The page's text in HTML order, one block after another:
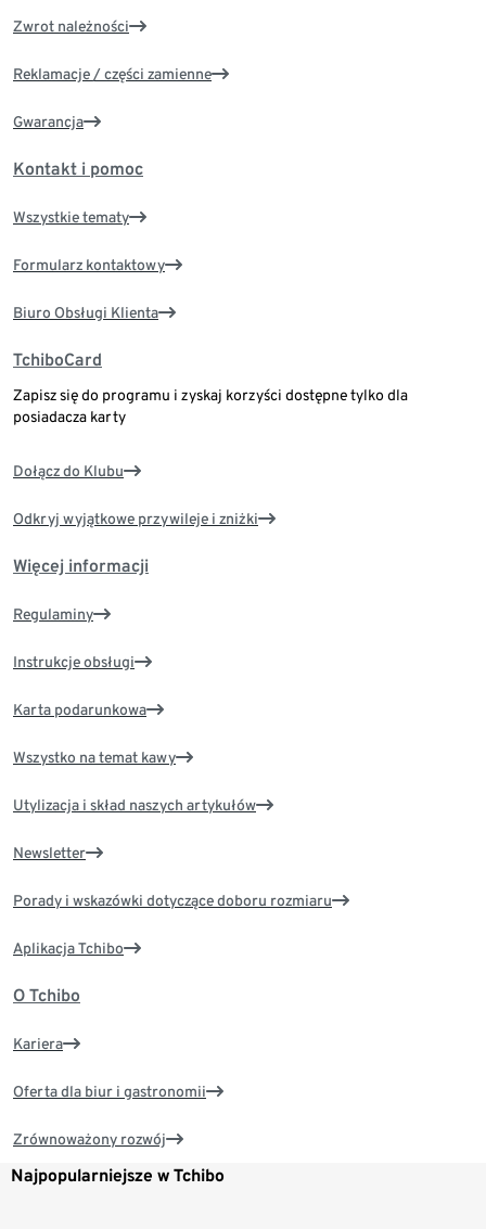
Zwrot należności
Reklamacje / części zamienne
Gwarancja
Kontakt i pomoc
Wszystkie tematy
Formularz kontaktowy
Biuro Obsługi Klienta
TchiboCard
Zapisz się do programu i zyskaj korzyści dostępne tylko dla
posiadacza karty
Dołącz do Klubu
Odkryj wyjątkowe przywileje i zniżki
Więcej informacji
Regulaminy
Instrukcje obsługi
Karta podarunkowa
Wszystko na temat kawy
Utylizacja i skład naszych artykułów
Newsletter
Porady i wskazówki dotyczące doboru rozmiaru
Aplikacja Tchibo
O Tchibo
Kariera
Oferta dla biur i gastronomii
Zrównoważony rozwój
Najpopularniejsze w Tchibo